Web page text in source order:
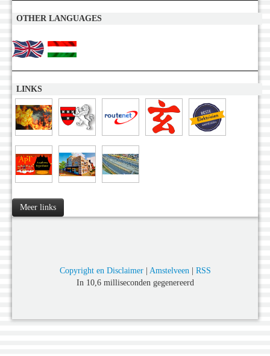
OTHER LANGUAGES
LINKS
Meer links
Copyright en Disclaimer| Amstelveen| RSS
In 10,6 milliseconden gegenereerd